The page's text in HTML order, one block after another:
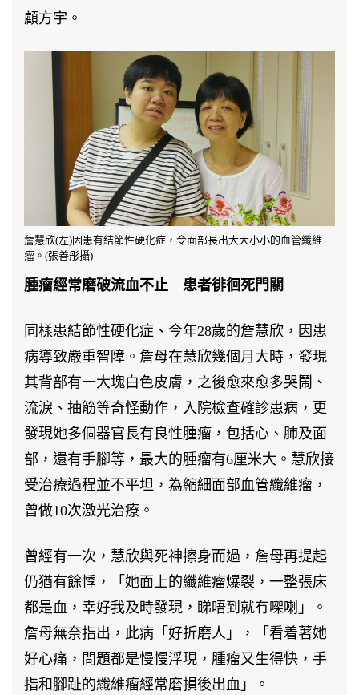
顧方宇。
詹慧欣(左)因患有結節性硬化症，令面部長出大大小小的血管纖維
瘤。(張善彤攝)
腫瘤經常磨破流血不止 患者徘徊死門關
同樣患結節性硬化症、今年28歲的詹慧欣，因患
病導致嚴重智障。詹母在慧欣幾個月大時，發現
其背部有一大塊白色皮膚，之後愈來愈多哭鬧、
流淚、抽筋等奇怪動作，入院檢查確診患病，更
發現她多個器官長有良性腫瘤，包括心、肺及面
部，還有手腳等，最大的腫瘤有6厘米大。慧欣接
受治療過程並不平坦，為縮細面部血管纖維瘤，
曾做10次激光治療。
曾經有一次，慧欣與死神擦身而過，詹母再提起
仍猶有餘悸，「她面上的纖維瘤爆裂，一整張床
都是血，幸好我及時發現，睇唔到就冇㗎喇」。
詹母無奈指出，此病「好折磨人」，「看着著她
好心痛，問題都是慢慢浮現，腫瘤又生得快，手
指和腳趾的纖維瘤經常磨損後出血」。